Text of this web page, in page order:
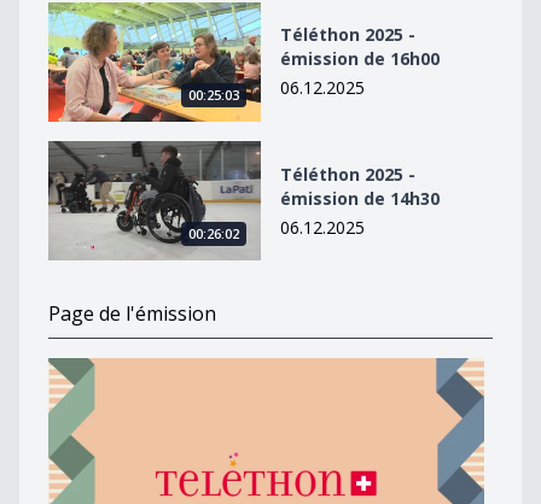
Téléthon 2025 - émission de 16h00
00:25:03
Téléthon 2025 -
émission de 16h00
06.12.2025
Téléthon 2025 - émission de 14h30
00:26:02
Téléthon 2025 -
émission de 14h30
06.12.2025
Page de l'émission